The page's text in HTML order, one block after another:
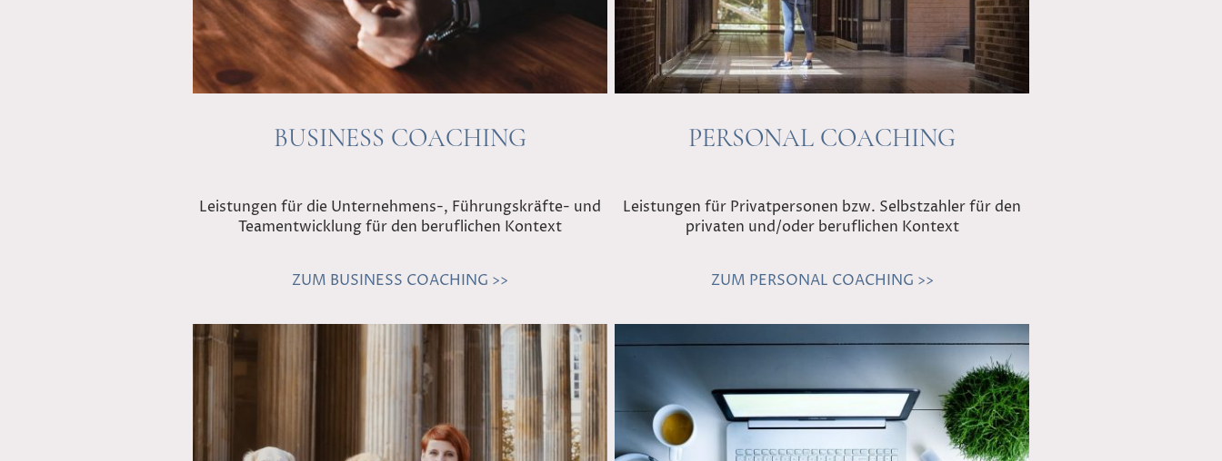
BUSINESS COACHING
Leistungen für die Unternehmens-, Führungskräfte- und
Teamentwicklung für den beruflichen Kontext
ZUM BUSINESS COACHING >>
PERSONAL COACHING
Leistungen für Privatpersonen bzw. Selbstzahler für den
privaten und/oder beruflichen Kontext
ZUM PERSONAL COACHING >>